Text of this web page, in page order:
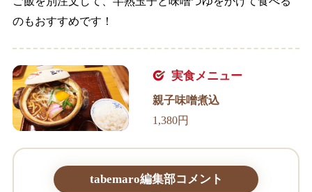
のもおすすめです！
実食メニュー
親子味噌煮込
1,380円
tabemaro編集部コメント